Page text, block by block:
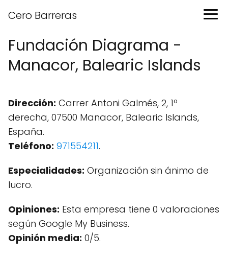
Cero Barreras
Fundación Diagrama -
Manacor, Balearic Islands
Dirección: Carrer Antoni Galmés, 2, 1º
derecha, 07500 Manacor, Balearic Islands,
España.
Teléfono: 971554211.
Especialidades: Organización sin ánimo de
lucro.
Opiniones: Esta empresa tiene 0 valoraciones
según Google My Business.
Opinión media: 0/5.